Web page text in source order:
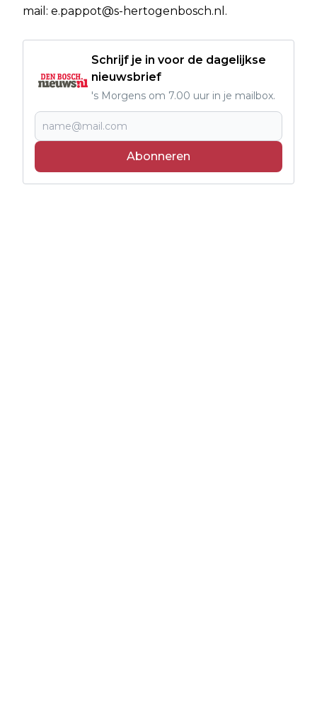
mail: e.pappot@s-hertogenbosch.nl .
Schrijf je in voor de dagelijkse
nieuwsbrief
's Morgens om 7.00 uur in je mailbox.
Abonneren